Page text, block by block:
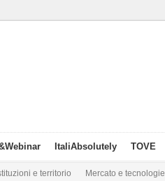
ItaliAbsolutely TOVE
e territorio Mercato e tecnologie